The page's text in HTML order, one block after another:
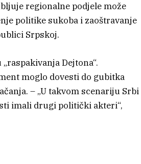
regionalne podjele može
politike sukoba i zaoštravanje
Srpskoj.
Dejtona“.
moglo dovesti do gubitka
– „U takvom scenariju Srbi
imali drugi politički akteri“,